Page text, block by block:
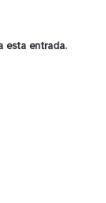
esta entrada.